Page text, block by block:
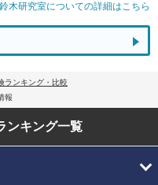
木研究室についての詳細はこちら
ランキング・比較
報
ンキング一覧